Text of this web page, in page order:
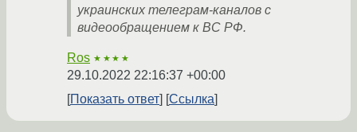
украинских телеграм-каналов с
видеообращением к ВС РФ.
Ros ★★★★
29.10.2022 22:16:37 +00:00
Показать ответ
Ссылка